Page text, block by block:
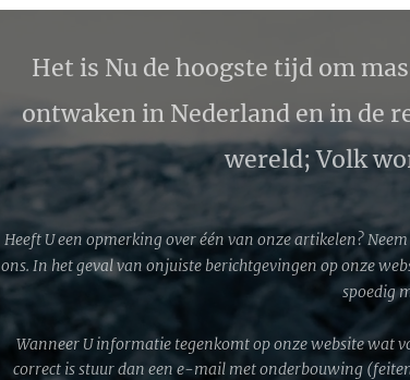
Het is Nu de hoogste tijd om
ontwaken in Nederland en in de
wereld; Volk
Heeft U een opmerking over één van onze artikelen?
ons. In het geval van onjuiste berichtgevingen op onze
spoedig
Wanneer U informatie tegenkomt op onze website wat
correct is stuur dan een e-mail met onderbouwing